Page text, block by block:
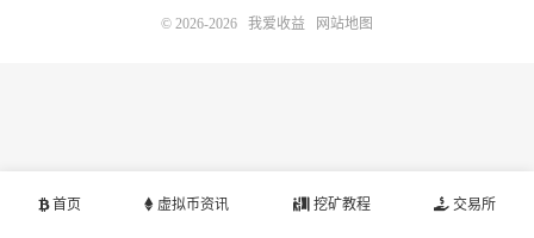
首页 虚拟币资讯 挖矿教程 交易所
© 2026-2026 我爱收益 网站地图